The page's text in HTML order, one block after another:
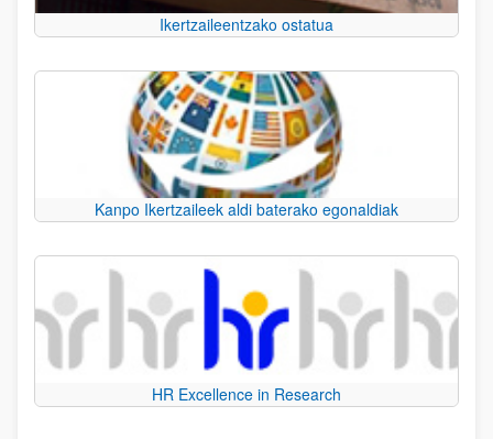
Ikertzaileentzako ostatua
Kanpo Ikertzaileek aldi baterako egonaldiak
HR Excellence in Research